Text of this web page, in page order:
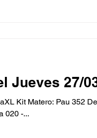
Jueves 27/
Kit Matero: Pau 352
020 -...